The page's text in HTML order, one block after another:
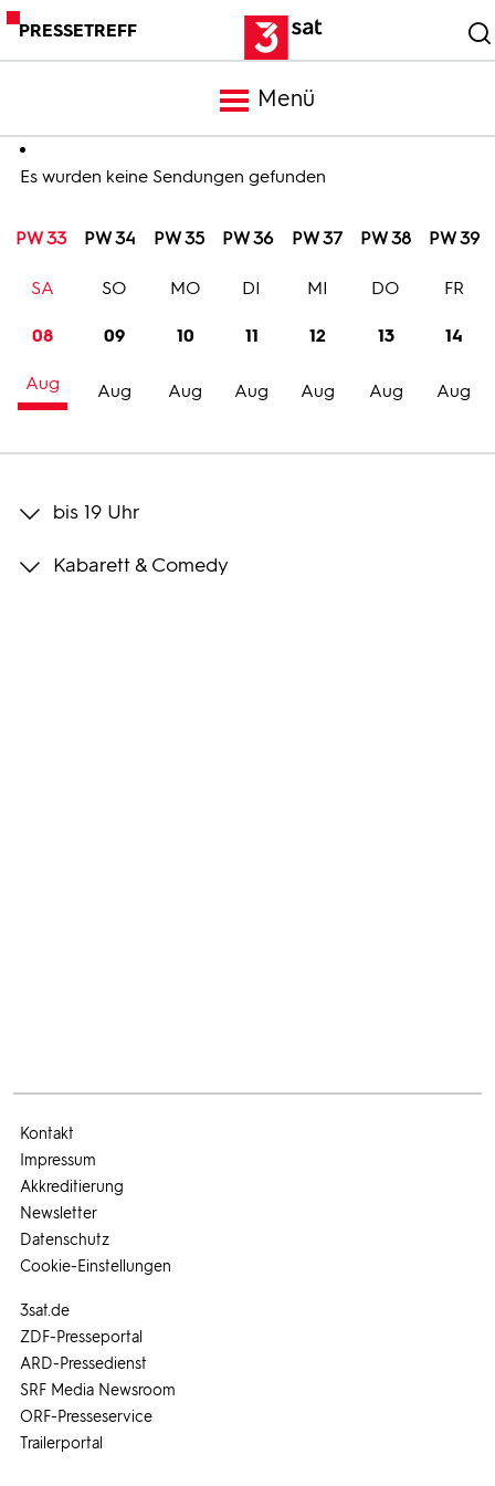
PRESSETREFF
Menü
Meldungen
Programm
Trailer
Bilder
Es wurden keine Sendungen gefunden
PW 33 PW 34 PW 35 PW 36 PW 37 PW 38 PW 39
08
Aug
SA
09
Aug
SO
10
Aug
MO
11
Aug
DI
12
Aug
MI
13
Aug
DO
14
Aug
FR
bis 19 Uhr
Kabarett & Comedy
3sat.de
ZDF-Presseportal
ARD-Pressedienst
SRF Media Newsroom
ORF-Presseservice
Trailerportal
Kontakt
Impressum
Akkreditierung
Newsletter
Datenschutz
Cookie-Einstellungen